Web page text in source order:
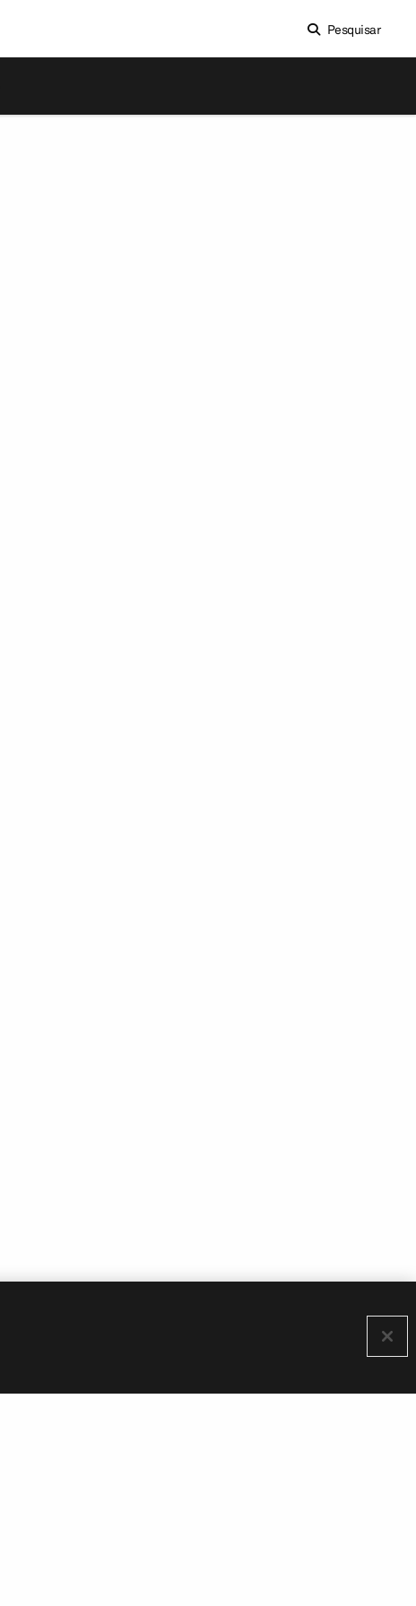
Pesquisar